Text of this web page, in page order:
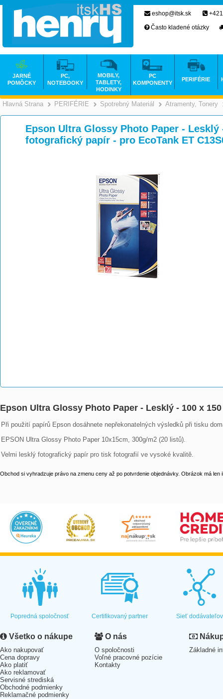
Hlavná Strana >
PERIFÉRIE >
Spotrebný Materiál >
Atramenty, Tonery
Epson Ultra Glossy Photo Paper - Lesklý
fotografický papír - pro EcoTank ET
Epson Ultra Glossy Photo Paper - Lesklý - 100 x
Při použití papírů Epson dosáhnete nepřekonatelných výsledků při tisku
EPSON Ultra Glossy Photo Paper 10x15cm, 300g/m2 (20 listů).
Velmi lesklý fotografický papír pro tisk fotografií ve vysoké kvalitě.
Obchod si vyhradzuje právo na zmenu ceny až po potvrdenie objednávky. Obrázok má len
eshop@itsk.sk
Často kladené otázky
JARNÉ
POMÔCKY
PC,
NOTEBOOKY
MOBILY,
TABLETY,
HODINKY
PC
KOMPONENTY
PERIFÉRIE
Popredná spoločnosť Certifikovaný partner Sieť dodávateľov
Všetko o nákupe
Ako nakupovať
Cena dopravy
Ako platiť
Ako reklamovať
Servisné strediská
Obchodné podmienky
Reklamačné podmienky
O nás
O spoločnosti
Voľné pracovné pozície
Kontakty
Základné